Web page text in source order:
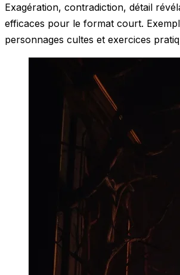
Exagération, contradiction, détail
efficaces pour le format court.
personnages cultes et exercices